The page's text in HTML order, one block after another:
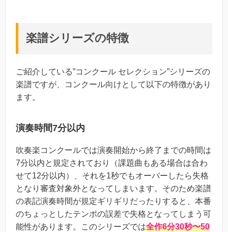
楽譜シリーズの特徴
ご紹介している”コンクール セレクション”シリーズの
楽譜ですが、コンクール向けとして以下の特徴があり
ます。
演奏時間7分以内
吹奏楽コンクールでは演奏開始から終了までの時間は
7分以内と規定されており（課題曲もある場合は合わ
せて12分以内）、それを1秒でもオーバーしたら失格
となり審査対象外となってしまいます。そのため楽譜
の表記演奏時間が規定ギリギリだったりすると、本番
のちょっとしたテンポの誤差で失格となってしまう可
能性があります。このシリーズでは全作6分30秒〜50